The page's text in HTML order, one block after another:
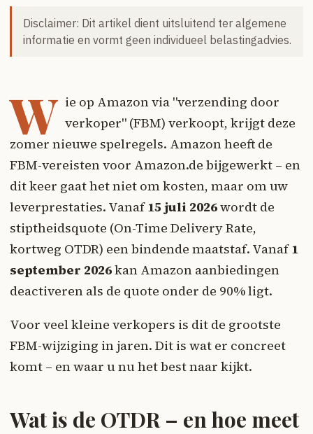
Disclaimer: Dit artikel dient uitsluitend ter algemene
informatie en vormt geen individueel belastingadvies.
W ie op Amazon via "verzending door
verkoper" (FBM) verkoopt, krijgt deze
zomer nieuwe spelregels. Amazon heeft de
FBM-vereisten voor Amazon.de bijgewerkt – en
dit keer gaat het niet om kosten, maar om uw
leverprestaties. Vanaf15 juli 2026wordt de
stiptheidsquote (On-Time Delivery Rate,
kortweg OTDR) een bindende maatstaf. Vanaf1
september 2026kan Amazon aanbiedingen
deactiveren als de quote onder de 90% ligt.
Voor veel kleine verkopers is dit de grootste
FBM-wijziging in jaren. Dit is wat er concreet
komt – en waar u nu het best naar kijkt.
Wat is de OTDR – en hoe meet